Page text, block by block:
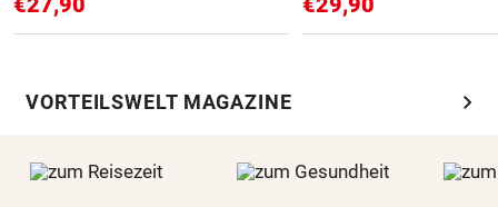
VORTEILSWELT MAGAZINE chevron_right